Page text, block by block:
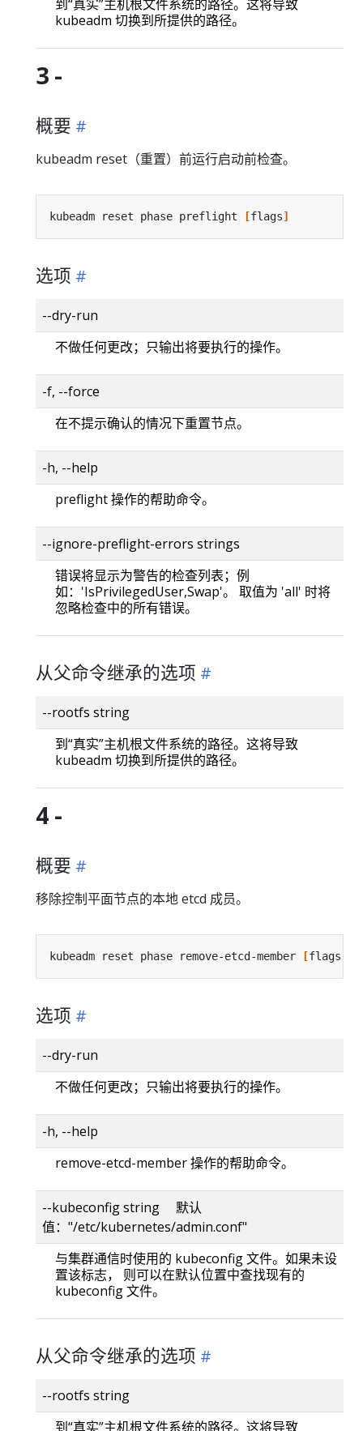
到“真实”主机根文件系统的路径。这将导致
kubeadm 切换到所提供的路径。
3 -
概要
kubeadm reset（重置）前运行启动前检查。
kubeadm reset phase preflight [flags]
选项
--dry-run
不做任何更改；只输出将要执行的操作。
-f, --force
在不提示确认的情况下重置节点。
-h, --help
preflight 操作的帮助命令。
--ignore-preflight-errors strings
错误将显示为警告的检查列表；例
如：'IsPrivilegedUser,Swap'。 取值为 'all' 时将
忽略检查中的所有错误。
从父命令继承的选项
--rootfs string
到“真实”主机根文件系统的路径。这将导致
kubeadm 切换到所提供的路径。
4 -
概要
移除控制平面节点的本地 etcd 成员。
kubeadm reset phase remove-etcd-member [flags
选项
--dry-run
不做任何更改；只输出将要执行的操作。
-h, --help
remove-etcd-member 操作的帮助命令。
--kubeconfig string 默认
值："/etc/kubernetes/admin.conf"
与集群通信时使用的 kubeconfig 文件。如果未设
置该标志， 则可以在默认位置中查找现有的
kubeconfig 文件。
从父命令继承的选项
--rootfs string
到“真实”主机根文件系统的路径。这将导致